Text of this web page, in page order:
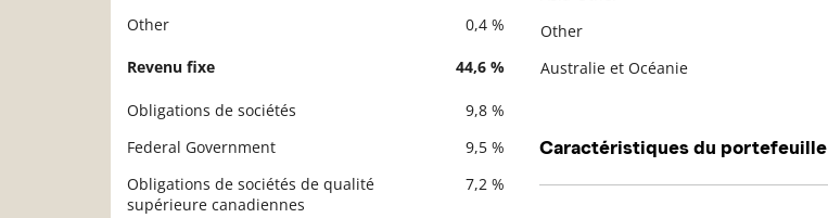
Other
0,4 %
Revenu fixe 44,6 %
Obligations de sociétés
9,8 %
Federal Government
9,5 %
Obligations de sociétés de qualité
supérieure canadiennes
7,2 %
Other
Australie et Océanie
Caractéristiques du portefeuille